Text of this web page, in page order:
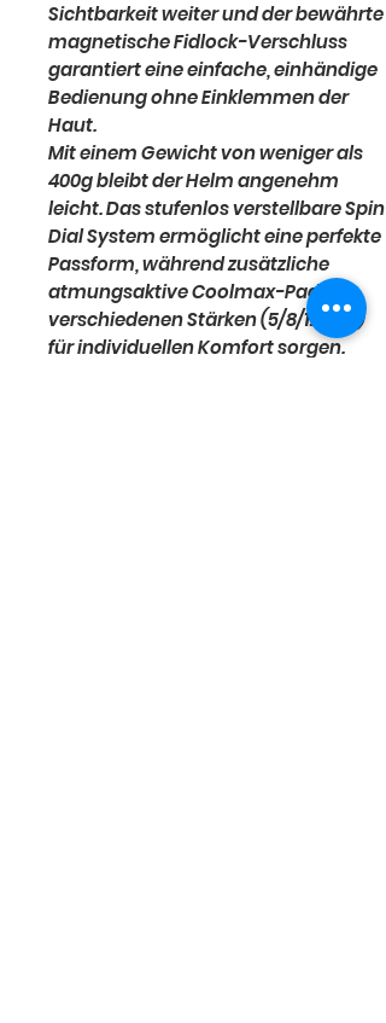
Sichtbarkeit weiter und der bewährte
magnetische Fidlock-Verschluss
garantiert eine einfache, einhändige
Bedienung ohne Einklemmen der
Haut.
Mit einem Gewicht von weniger als
400g bleibt der Helm angenehm
leicht. Das stufenlos verstellbare Spin
Dial System ermöglicht eine perfekte
Passform, während zusätzliche
atmungsaktive Coolmax-Pads in
verschiedenen Stärken (5/8/12mm)
für individuellen Komfort sorgen.